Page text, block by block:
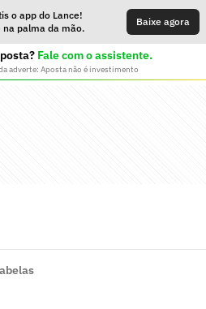
o app do Lance!
na palma da mão.
Baixe agora
Fale com o assistente.
adverte: Aposta não é investimento